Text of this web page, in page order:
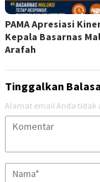
PAMA Apresiasi
Kepala Basarnas
Arafah
Tinggalkan
Alamat email Anda tidak